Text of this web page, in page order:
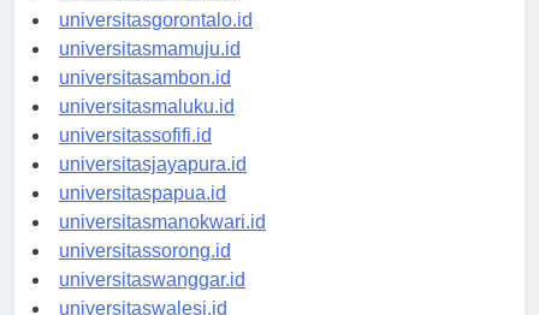
universitaskendari.id
universitasgorontalo.id
universitasmamuju.id
universitasambon.id
universitasmaluku.id
universitassofifi.id
universitasjayapura.id
universitaspapua.id
universitasmanokwari.id
universitassorong.id
universitaswanggar.id